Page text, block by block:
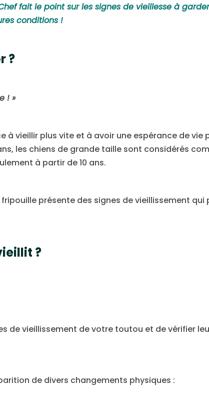
fait le point sur les signes de vieillesse à
conditions !
?
! »
à vieillir plus vite et à avoir une espérance de vie
les chiens de grande taille sont considérés
à partir de 10 ans.
présente des signes de vieillissement qui
?
de vieillissement de votre toutou et de vérifier
de divers changements physiques :